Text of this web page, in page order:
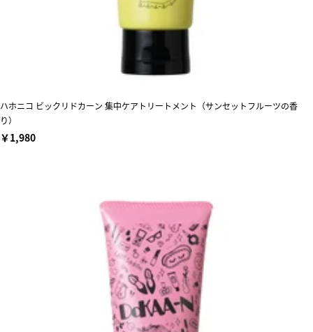
ハホニコ ビックリドカーン 集中ケアトリートメント（サンセットフルーツの香
り）
￥1,980